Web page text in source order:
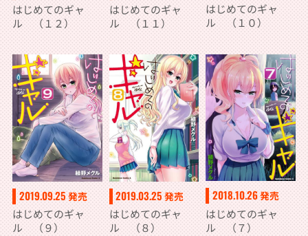
はじめてのギャ
ル （１２）
はじめてのギャ
ル （１１）
はじめてのギャ
ル （１０）
2019.09.25 発売
はじめてのギャ
ル （９）
2019.03.25 発売
はじめてのギャ
ル （８）
2018.10.26発売
はじめてのギャ
ル （７）